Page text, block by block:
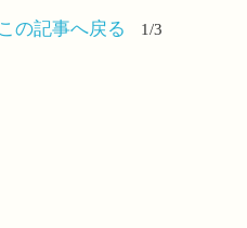
この記事へ戻る 1/3